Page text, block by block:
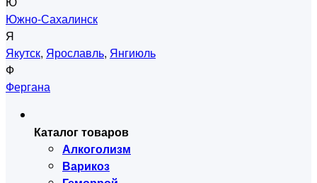
Южно-Сахалинск
Я
Якутск, Ярославль, Янгиюль
Ф
Фергана
Каталог товаров
Алкоголизм
Варикоз